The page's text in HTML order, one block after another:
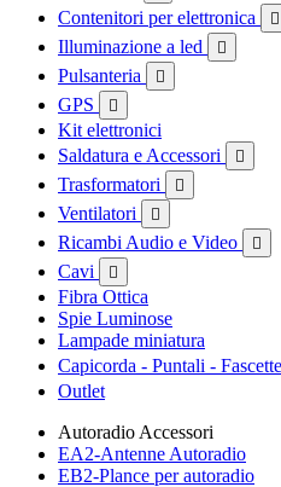
Contenitori per elettronica 
Illuminazione a led 
Pulsanteria 
GPS 
Kit elettronici
Saldatura e Accessori

Trasformatori 
Ventilatori 
Ricambi Audio e Video 
Cavi 
Fibra Ottica
Spie Luminose
Lampade miniatura
Capicorda - Puntali - Fascette
Outlet
Autoradio Accessori
EA2-Antenne Autoradio
EB2-Plance per autoradio